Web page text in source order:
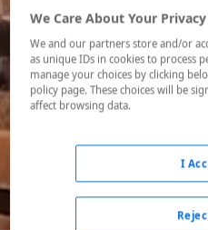
Destino *
Fechas *
06/08/2026 - 07/08/2026
We Care About Your Privacy
We and our partners store and/or
as unique IDs in cookies to process
manage your choices by clicking
policy page. These choices will be
affect browsing data.
I